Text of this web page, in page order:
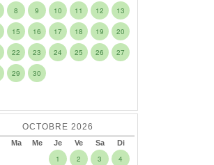
8 9 10 11 12 13
15 16 17 18 19 20
22 23 24 25 26 27
29 30
OCTOBRE 2026
Ma Me Je Ve Sa Di
1 2 3 4